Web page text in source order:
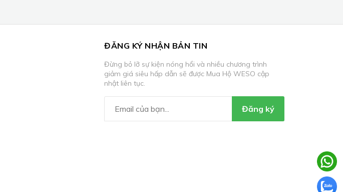
ĐĂNG KÝ NHẬN BẢN TIN
Đừng bỏ lỡ sự kiện nóng hổi và nhiều chương trình
giảm giá siêu hấp dẫn sẽ được Mua Hộ WESO cập
nhật liên tục.
Đăng ký